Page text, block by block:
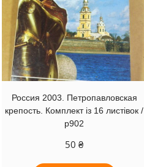
Россия 2003. Петропавловская
крепость. Комплект із 16 листівок /
р902
50 ₴